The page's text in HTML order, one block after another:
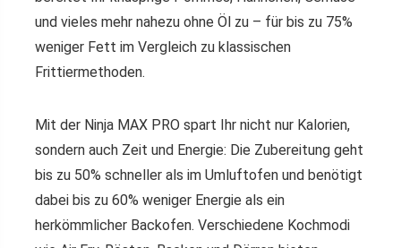
und vieles mehr nahezu ohne Öl zu – für bis zu 75%
weniger Fett im Vergleich zu klassischen
Frittiermethoden.
Mit der Ninja MAX PRO spart Ihr nicht nur Kalorien,
sondern auch Zeit und Energie: Die Zubereitung geht
bis zu 50% schneller als im Umluftofen und benötigt
dabei bis zu 60% weniger Energie als ein
herkömmlicher Backofen. Verschiedene Kochmodi